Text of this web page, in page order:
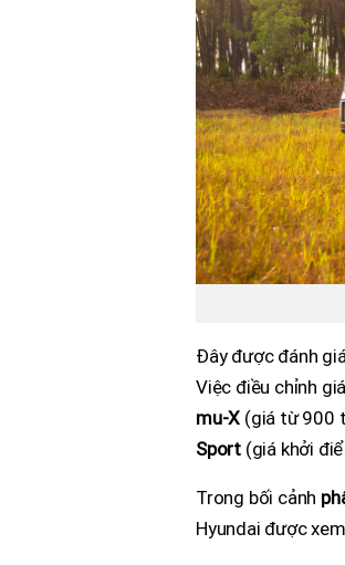
Đây được đánh
Việc điều chỉnh
mu-X (giá từ 900
Sport (giá khởi
Trong bối cảnh
Hyundai được